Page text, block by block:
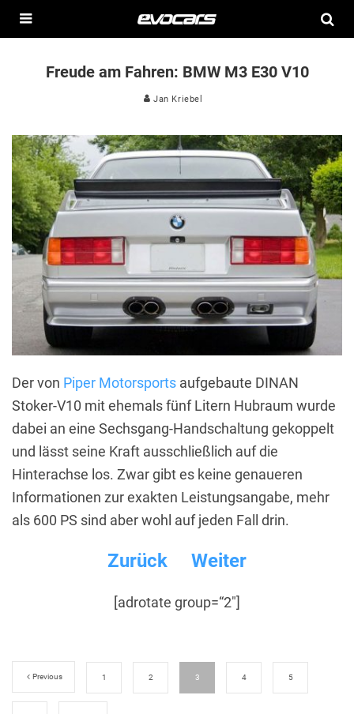
Freude am Fahren: BMW M3 E30 V10
Jan Kriebel
Der von Piper Motorsports aufgebaute DINAN
Stoker-V10 mit ehemals fünf Litern Hubraum wurde
dabei an eine Sechsgang-Handschaltung gekoppelt
und lässt seine Kraft ausschließlich auf die
Hinterachse los. Zwar gibt es keine genaueren
Informationen zur exakten Leistungsangabe, mehr
als 600 PS sind aber wohl auf jeden Fall drin.
Zurück Weiter
[adrotate group=“2″]
Previous 1 2 3 4 5